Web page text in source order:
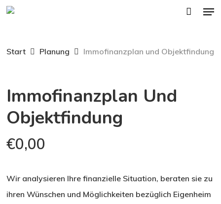
Skip
content
Start Planung Immofinanzplan und Objektfindung
Immofinanzplan Und
Objektfindung
€0,00
Wir analysieren Ihre finanzielle Situation, beraten sie zu
ihren Wünschen und Möglichkeiten bezüglich Eigenheim